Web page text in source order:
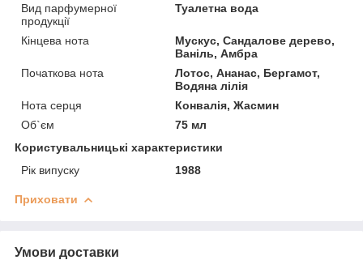
Вид парфумерної
продукції
Туалетна вода
Кінцева нота
Мускус, Сандалове дерево,
Ваніль, Амбра
Початкова нота
Лотос, Ананас, Бергамот,
Водяна лілія
Нота серця
Конвалія, Жасмин
Об`єм
75 мл
Користувальницькі характеристики
Рік випуску
1988
Приховати
Умови доставки